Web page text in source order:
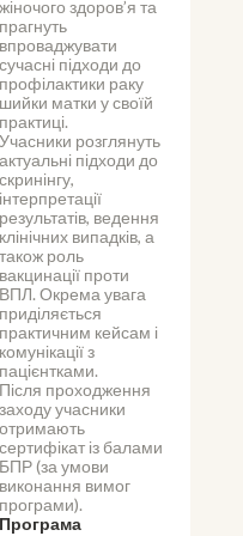
жіночого здоров’я та
прагнуть
впроваджувати
сучасні підходи до
профілактики раку
шийки матки у своїй
практиці.
Учасники розглянуть
актуальні підходи до
скринінгу,
інтерпретації
результатів, ведення
клінічних випадків, а
також роль
вакцинації проти
ВПЛ. Окрема увага
приділяється
практичним кейсам і
комунікації з
пацієнтками.
Після проходження
заходу учасники
отримають
сертифікат із балами
БПР (за умови
виконання вимог
програми).
Програма